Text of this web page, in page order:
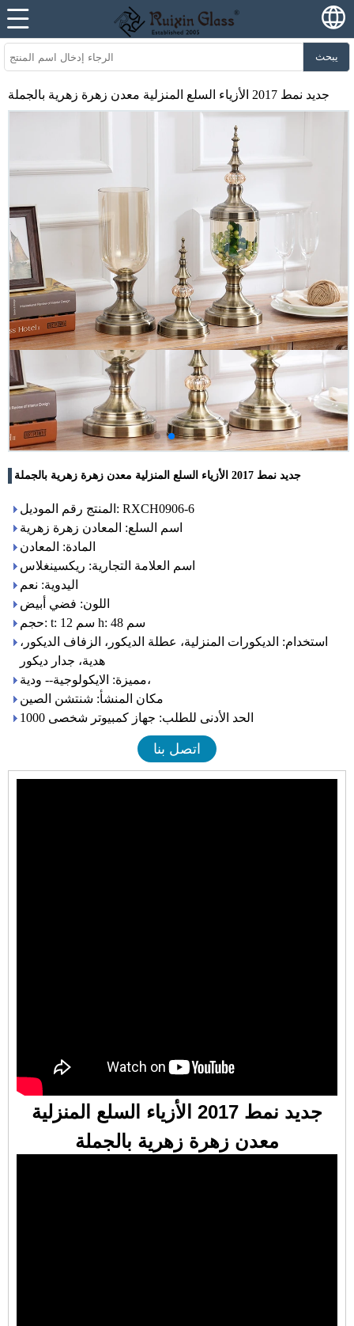
يبحث
جديد نمط 2017 الأزياء السلع المنزلية معدن زهرة زهرية بالجملة
جديد نمط 2017 الأزياء السلع المنزلية معدن زهرة زهرية بالجملة
المنتج رقم الموديل: RXCH0906-6
اسم السلع: المعادن زهرة زهرية
المادة: المعادن
اسم العلامة التجارية: ريكسينغلاس
اليدوية: نعم
اللون: فضي أبيض
حجم: t: 12 سم h: 48 سم
استخدام: الديكورات المنزلية، عطلة الديكور، الزفاف الديكور،
هدية، جدار ديكور
مميزة: الايكولوجية-- ودية،
مكان المنشأ: شنتشن الصين
الحد الأدنى للطلب: جهاز كمبيوتر شخصى 1000
اتصل بنا
جديد نمط 2017 الأزياء السلع المنزلية
معدن زهرة زهرية بالجملة